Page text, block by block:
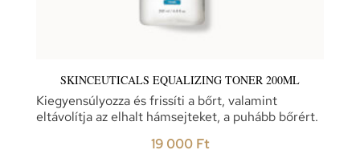
SKINCEUTICALS EQUALIZING TONER 200ML
Kiegyensúlyozza és frissíti a bőrt, valamint
eltávolítja az elhalt hámsejteket, a puhább bőrért.
19 000 Ft